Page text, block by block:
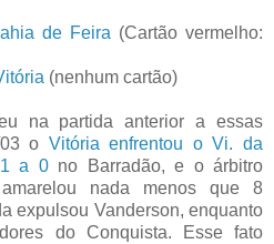
de Feira (Cartão vermelho:
(nenhum cartão)
na partida anterior a essas
o Vitória enfrentou o Vi. da
1 a 0no Barradão, e o árbitro
nada menos que 8
expulsou Vanderson, enquanto
do Conquista. Esse fato